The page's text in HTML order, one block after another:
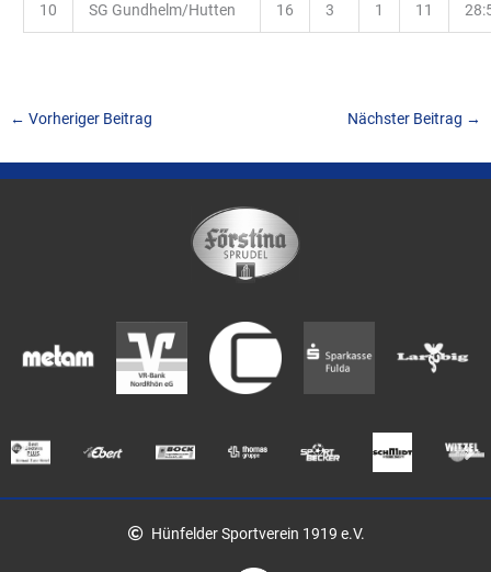
10 SG Gundhelm/Hutten 16 3 1 11
← Vorheriger Beitrag Nächster Beitrag →
Hünfelder Sportverein 1919 e.V.